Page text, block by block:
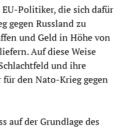
Politiker, die sich dafür
gegen Russland zu
und Geld in Höhe von
Auf diese Weise
und ihre
den Nato-Krieg gegen
auf der Grundlage des